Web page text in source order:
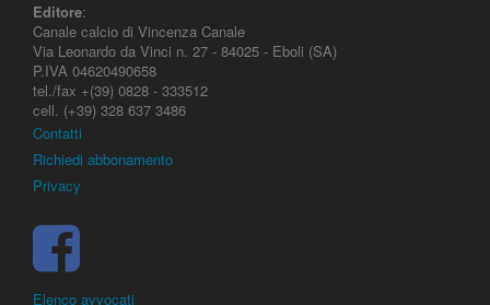
Editore:
Canale calcio di Vincenza Canale
Via Leonardo da Vinci n. 27 - 84025 - Eboli (SA)
P.IVA 04620490658
tel./fax +(39) 0828 - 333512
cell. (+39) 328 637 3486
Contatti
Richiedi abbonamento
Privacy
Elenco avvocati